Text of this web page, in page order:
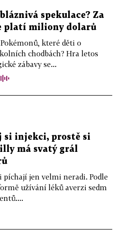
spekulace? Za
platí miliony dolarů
které děti o
chodbách? Hra letos
zábavy se...
si injekci, prostě si
má svatý grál
píchají jen velmi neradi. Podle
užívání léků averzi sedm